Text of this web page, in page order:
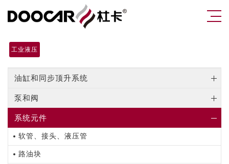
工业液压
油缸和同步顶升系统
泵和阀
系统元件
软管、接头、液压管
路油块